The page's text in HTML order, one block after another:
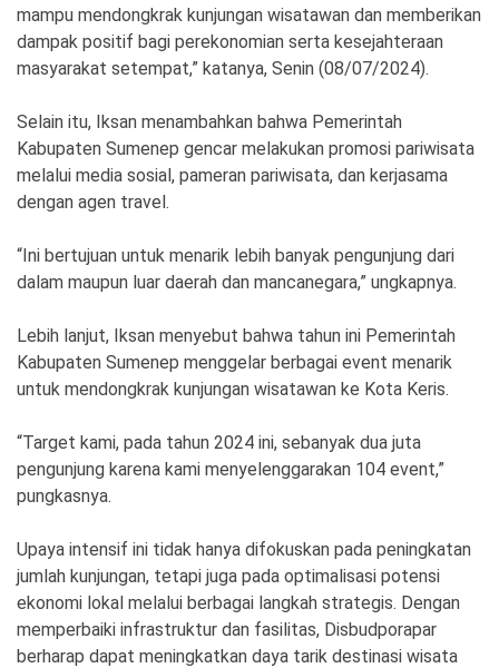
©
Copyright
Indonesia
.
All
Right
Reserve
mampu mendongkrak kunjungan wisatawan dan memberikan
dampak positif bagi perekonomian serta kesejahteraan
masyarakat setempat,” katanya, Senin (08/07/2024).
Selain itu, Iksan menambahkan bahwa Pemerintah
Kabupaten Sumenep gencar melakukan promosi pariwisata
melalui media sosial, pameran pariwisata, dan kerjasama
dengan agen travel.
“Ini bertujuan untuk menarik lebih banyak pengunjung dari
dalam maupun luar daerah dan mancanegara,” ungkapnya.
Lebih lanjut, Iksan menyebut bahwa tahun ini Pemerintah
Kabupaten Sumenep menggelar berbagai event menarik
untuk mendongkrak kunjungan wisatawan ke Kota Keris.
“Target kami, pada tahun 2024 ini, sebanyak dua juta
pengunjung karena kami menyelenggarakan 104 event,”
pungkasnya.
Upaya intensif ini tidak hanya difokuskan pada peningkatan
jumlah kunjungan, tetapi juga pada optimalisasi potensi
ekonomi lokal melalui berbagai langkah strategis. Dengan
memperbaiki infrastruktur dan fasilitas, Disbudporapar
berharap dapat meningkatkan daya tarik destinasi wisata